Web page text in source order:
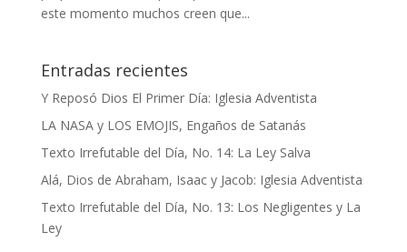
este momento muchos creen que...
Entradas recientes
Y Reposó Dios El Primer Día: Iglesia Adventista
LA NASA y LOS EMOJIS, Engaños de Satanás
Texto Irrefutable del Día, No. 14: La Ley Salva
Alá, Dios de Abraham, Isaac y Jacob: Iglesia Adventista
Texto Irrefutable del Día, No. 13: Los Negligentes y La
Ley